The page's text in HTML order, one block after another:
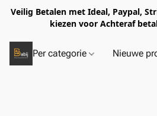
Veilig Betalen met Ideal, Paypal,
kiezen voor Achteraf
Per categorie Nieuwe